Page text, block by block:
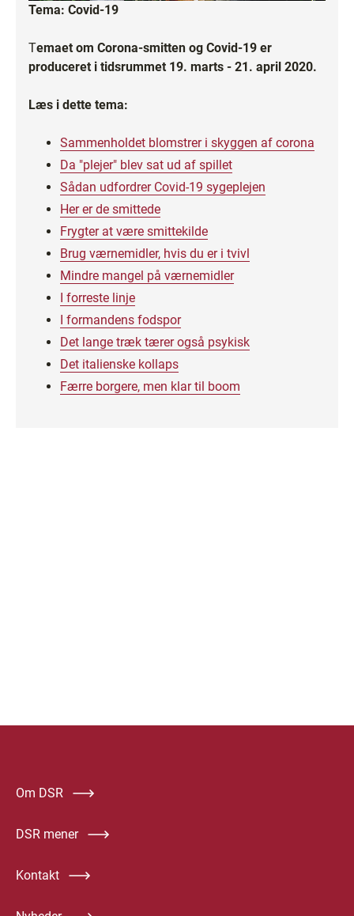
Tema: Covid-19
Temaet om Corona-smitten og Covid-19 er
produceret i tidsrummet 19. marts - 21. april 2020.
Læs i dette tema:
Sammenholdet blomstrer i skyggen af corona
Da "plejer" blev sat ud af spillet
Sådan udfordrer Covid-19 sygeplejen
Her er de smittede
Frygter at være smittekilde
Brug værnemidler, hvis du er i tvivl
Mindre mangel på værnemidler
I forreste linje
I formandens fodspor
Det lange træk tærer også psykisk
Det italienske kollaps
Færre borgere, men klar til boom
Om DSR
DSR mener
Kontakt